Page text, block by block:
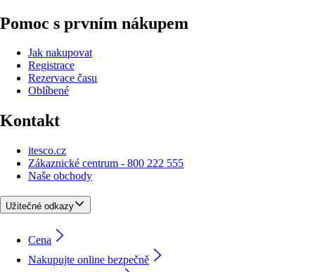
Pomoc s prvním nákupem
Jak nakupovat
Registrace
Rezervace času
Oblíbené
Kontakt
itesco.cz
Zákaznické centrum - 800 222 555
Naše obchody
Užitečné odkazy
Cena
Nakupujte online bezpečně